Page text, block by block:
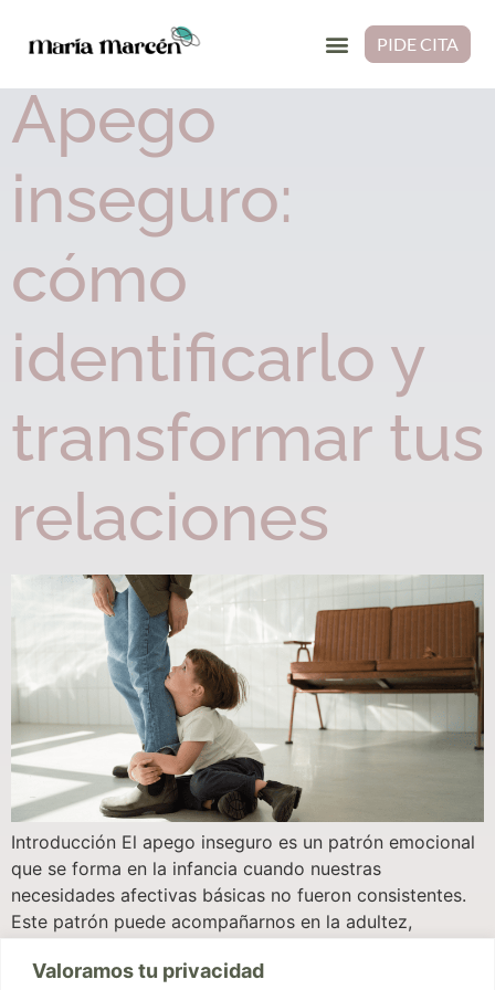
Valoramos tu privacidad
PIDE CITA
Etiqueta: evitativo
Apego
inseguro:
cómo
identificarlo y
transformar tus
relaciones
Introducción El apego inseguro es un patrón emocional
que se forma en la infancia cuando nuestras
necesidades afectivas básicas no fueron consistentes.
Este patrón puede acompañarnos en la adultez,
vínculos familiares. Desde una terapia integradora